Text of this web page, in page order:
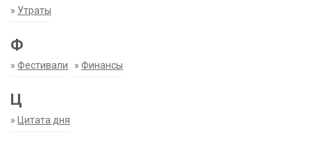
» Утраты
Ф
» Фестивали » Финансы
Ц
» Цитата дня